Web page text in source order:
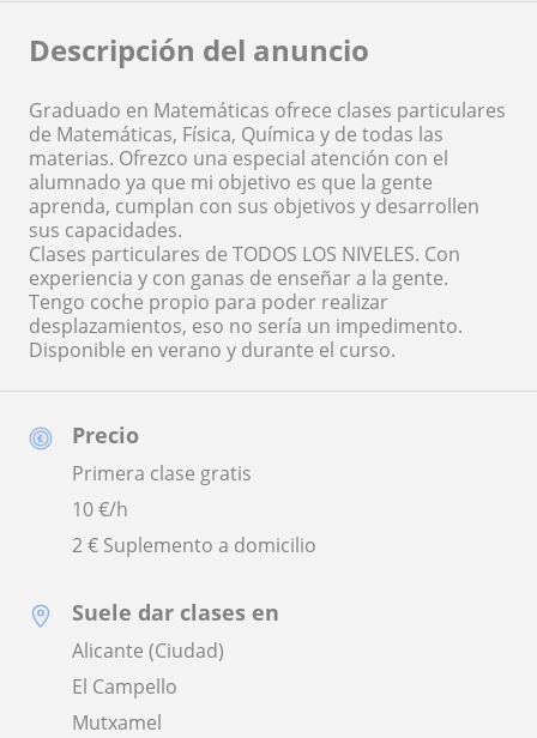
Precio
Primera clase gratis
10€/h
2 € Suplemento a domicilio
Suele dar clases en
Alicante (Ciudad)
El Campello
Mutxamel
Descripción del anuncio
Graduado en Matemáticas ofrece clases particulares
de Matemáticas, Física, Química y de todas las
materias. Ofrezco una especial atención con el
alumnado ya que mi objetivo es que la gente
aprenda, cumplan con sus objetivos y desarrollen
sus capacidades.
Clases particulares de TODOS LOS NIVELES. Con
experiencia y con ganas de enseñar a la gente.
Tengo coche propio para poder realizar
desplazamientos, eso no sería un impedimento.
Disponible en verano y durante el curso.